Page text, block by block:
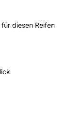
diesen Reifen